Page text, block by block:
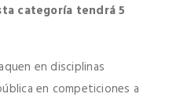
categoría tendrá 5
en disciplinas
en competiciones a